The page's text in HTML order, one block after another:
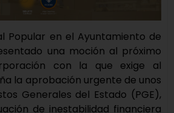
Popular en el Ayuntamiento de
una moción al próximo
con la que exige al
la aprobación urgente de unos
Generales del Estado (PGE),
de inestabilidad financiera